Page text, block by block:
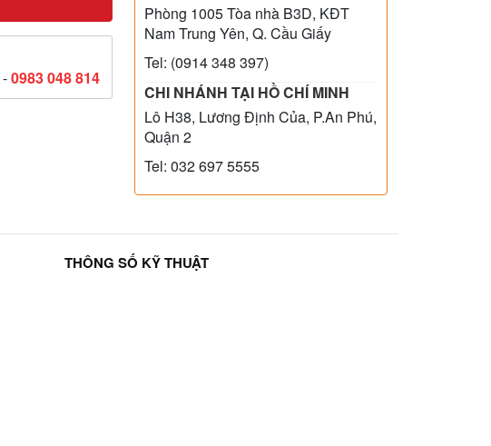
-0983 048 814
Phòng 1005 Tòa nhà B3D, KĐT
Nam Trung Yên, Q. Cầu Giấy
Tel: (0914 348 397)
CHI NHÁNH TẠI HỒ CHÍ MINH
Lô H38, Lương Định Của, P.An Phú,
Quận 2
Tel: 032 697 5555
THÔNG SỐ KỸ THUẬT